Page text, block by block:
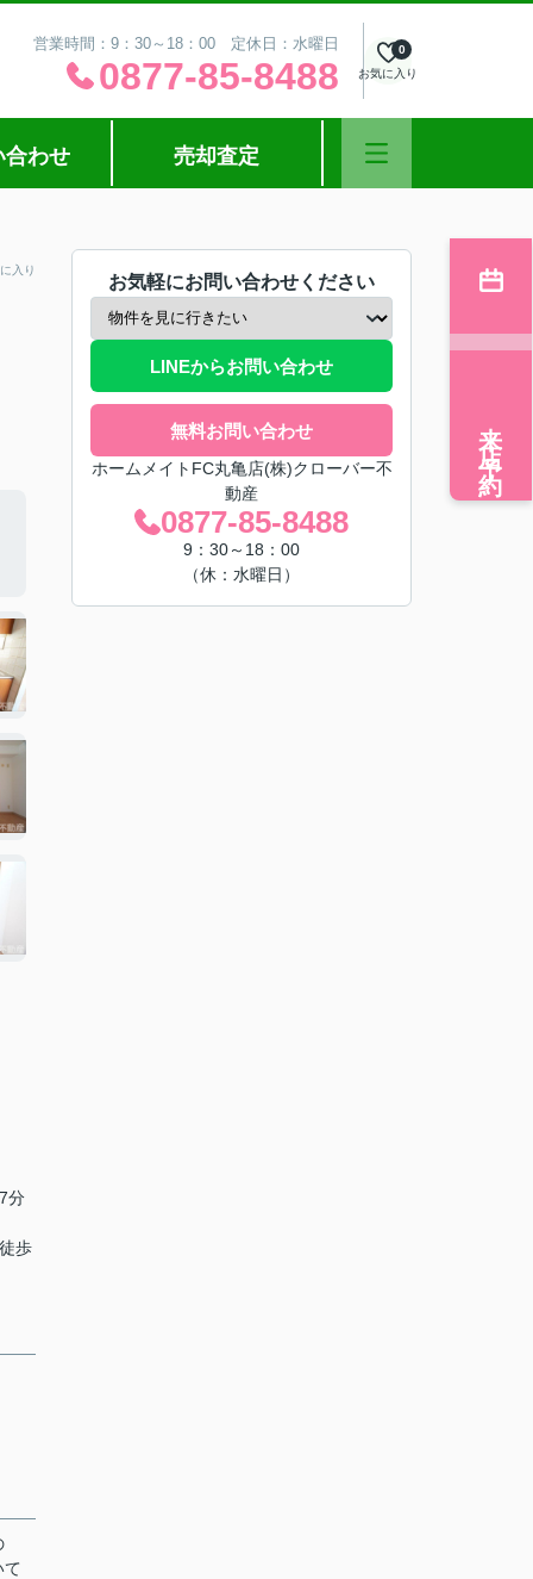
営業時間：9：30～18：00 定休日：水曜日
0877-85-8488 お気に入り
0
合わせ 売却査定
入り
分
歩
て
お気軽にお問い合わせください
LINEからお問い合わせ
無料お問い合わせ
ホームメイトFC丸亀店(株)クローバー不
動産
0877-85-8488
9：30～18：00
（休：水曜日）
来店予約